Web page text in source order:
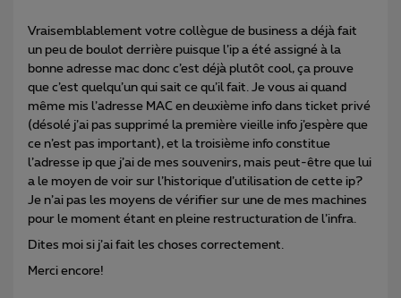
Vraisemblablement votre collègue de business a déjà fait
un peu de boulot derrière puisque l’ip a été assigné à la
bonne adresse mac donc c’est déjà plutôt cool, ça prouve
que c’est quelqu’un qui sait ce qu’il fait. Je vous ai quand
même mis l’adresse MAC en deuxième info dans ticket privé
(désolé j’ai pas supprimé la première vieille info j’espère que
ce n’est pas important), et la troisième info constitue
l’adresse ip que j’ai de mes souvenirs, mais peut-être que lui
a le moyen de voir sur l’historique d’utilisation de cette ip?
Je n’ai pas les moyens de vérifier sur une de mes machines
pour le moment étant en pleine restructuration de l’infra.
Dites moi si j’ai fait les choses correctement.
Merci encore!